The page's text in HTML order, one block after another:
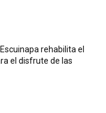
rehabilita el
el disfrute de las